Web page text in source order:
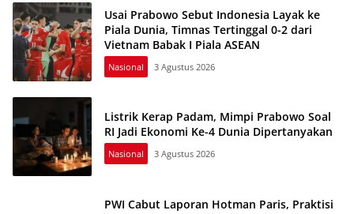
Usai Prabowo Sebut Indonesia Layak ke
Piala Dunia, Timnas Tertinggal 0-2 dari
Vietnam Babak I Piala ASEAN
Nasional 3 Agustus 2026
Listrik Kerap Padam, Mimpi Prabowo Soal
RI Jadi Ekonomi Ke-4 Dunia Dipertanyakan
Nasional 3 Agustus 2026
PWI Cabut Laporan Hotman Paris, Praktisi